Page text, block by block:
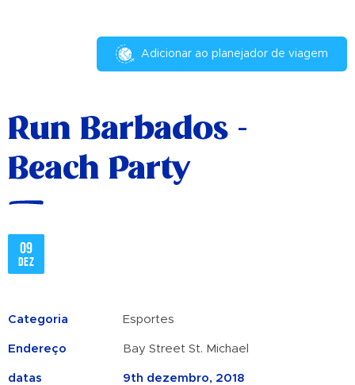
Adicionar ao planejador de viagem
Run Barbados -
Beach Party
09
dez
Categoria Esportes
Endereço Bay Street St. Michael
datas 9th dezembro, 2018